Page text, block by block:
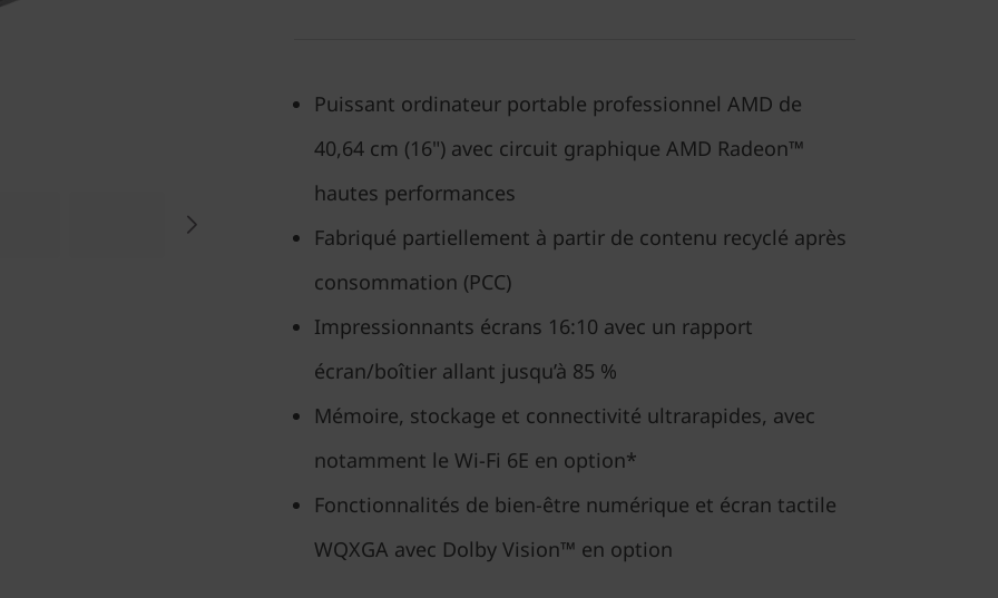
Puissant ordinateur portable professionnel AMD de
40,64 cm (16") avec circuit graphique AMD Radeon™
hautes performances
Fabriqué partiellement à partir de contenu recyclé après
consommation (PCC)
Impressionnants écrans 16:10 avec un rapport
écran/boîtier allant jusqu’à 85 %
Mémoire, stockage et connectivité ultrarapides, avec
notamment le Wi-Fi 6E en option*
Fonctionnalités de bien-être numérique et écran tactile
WQXGA avec Dolby Vision™ en option